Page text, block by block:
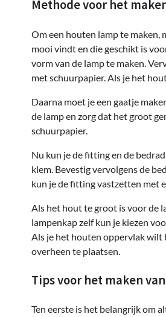
Methode voor het
Om een houten lamp te maken,
mooi vindt en die geschikt is
vorm van de lamp te maken.
met schuurpapier. Als je het
Daarna moet je een gaatje
de lamp en zorg dat het groot
schuurpapier.
Nu kun je de fitting en de
klem. Bevestig vervolgens de
kun je de fitting vastzetten met
Als het hout te groot is voor de
lampenkap zelf kun je kiezen
Als je het houten oppervlak wilt
overheen te plaatsen.
Tips voor het maken
Ten eerste is het belangrijk om